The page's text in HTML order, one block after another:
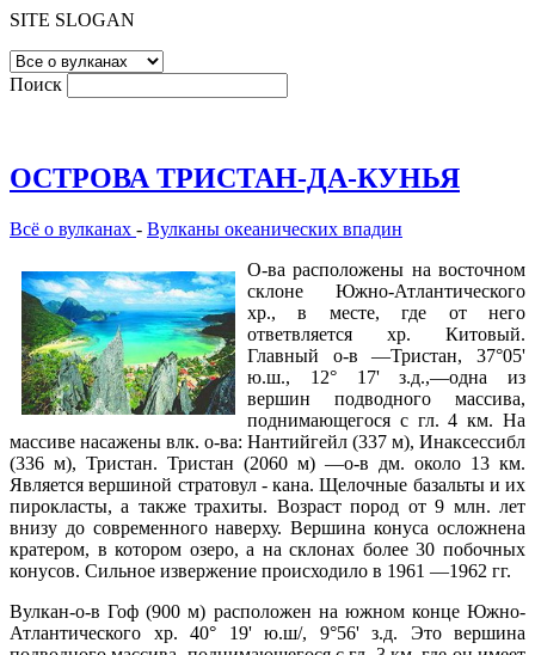
SITE SLOGAN
Поиск
ОСТРОВА ТРИСТАН-ДА-КУНЬЯ
Всё о вулканах - Вулканы океанических впадин
О-ва расположены на восточном
склоне Южно-Атлантического
хр., в месте, где от него
ответвляется хр. Китовый.
Главный о-в —Тристан, 37°05'
ю.ш., 12° 17' з.д.,—одна из
вершин подводного массива,
поднимающегося с гл. 4 км. На
массиве насажены влк. о-ва: Нантийгейл (337 м), Инаксессибл
(336 м), Тристан. Тристан (2060 м) —о-в дм. около 13 км.
Является вершиной стратовул - кана. Щелочные базальты и их
пирокласты, а также трахиты. Возраст пород от 9 млн. лет
внизу до современного наверху. Вершина конуса осложнена
кратером, в котором озеро, а на склонах более 30 побочных
конусов. Сильное извержение происходило в 1961 —1962 гг.
Вулкан-о-в Гоф (900 м) расположен на южном конце Южно-
Атлантического хр. 40° 19' ю.ш/, 9°56' з.д. Это вершина